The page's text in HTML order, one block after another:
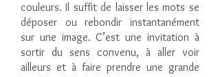
couleurs. Il suffit de laisser les mots se
déposer ou rebondir instantanément
sur une image. C’est une invitation à
sortir du sens convenu, à aller voir
ailleurs et à faire prendre une grande